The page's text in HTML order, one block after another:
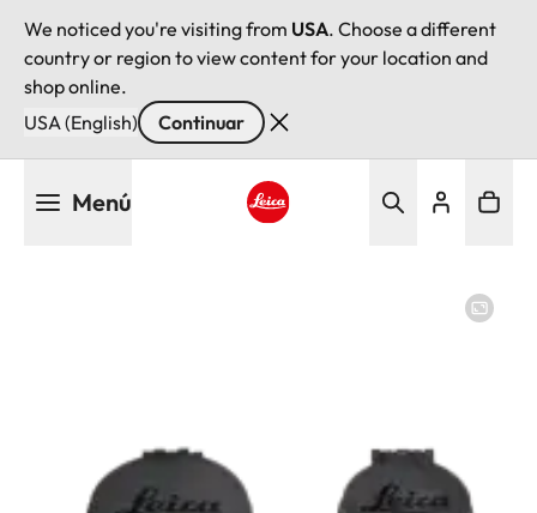
We noticed you're visiting from USA. Choose a different
country or region to view content for your location and
shop online.
USA (English)
Continuar
Menú